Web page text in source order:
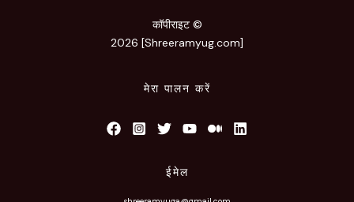
कॉपीराइट ©
2026 [Shreeramyug.com]
मेरा पालन करें
ईमेल